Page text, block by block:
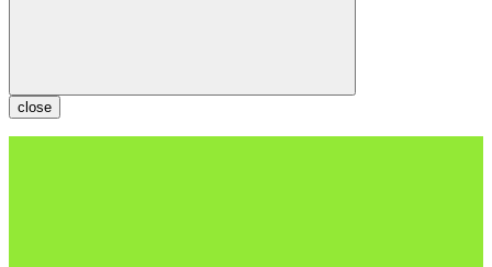
close